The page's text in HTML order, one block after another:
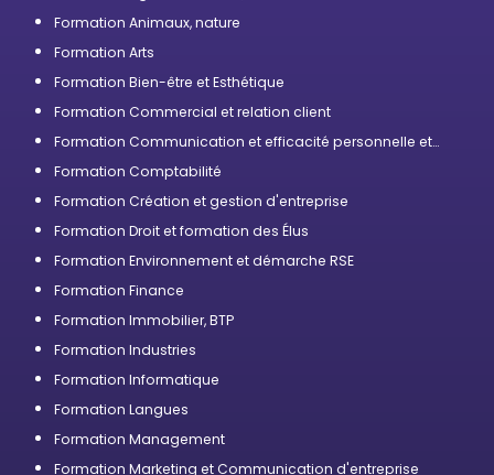
Formation Animaux, nature
Formation Arts
Formation Bien-être et Esthétique
Formation Commercial et relation client
Formation Communication et efficacité personnelle et
Formation Comptabilité
Formation Création et gestion d'entreprise
Formation Droit et formation des Élus
Formation Environnement et démarche RSE
Formation Finance
Formation Immobilier, BTP
Formation Industries
Formation Informatique
Formation Langues
Formation Management
Formation Marketing et Communication d'entreprise